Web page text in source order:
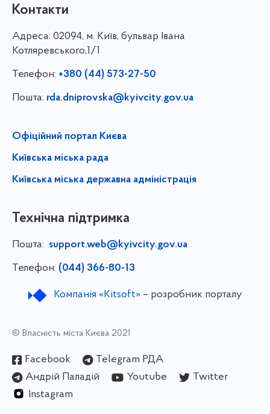
Контакти
Адреса: 02094, м. Київ, бульвар Івана
Котляревського,1/1
Телефон: +380 (44) 573-27-50
Пошта: rda.dniprovska@kyivcity.gov.ua
Офіційний портал Києва
Київська міська рада
Київська міська державна адміністрація
Технічна підтримка
Пошта: support.web@kyivcity.gov.ua
Телефон: (044) 366-80-13
Компанія «Kitsoft»– розробник порталу
© Власність міста Києва 2021
Facebook
Telegram РДА
Андрій Паладій
Youtube
Twitter
Instagram